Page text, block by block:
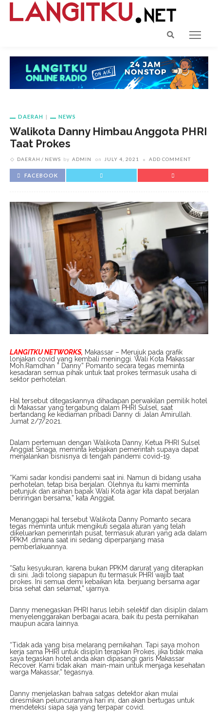
DAERAH NEWS
Walikota Danny Himbau Anggota PHRI
Taat Prokes
DAERAH NEWS by ADMIN on JULY 4, 2021 ADD COMMENT
FACEBOOK
LANGITKU NETWORKS, Makassar – Merujuk pada grafik
lonjakan covid yang kembali meninggi. Wali Kota Makassar
Moh.Ramdhan ” Danny” Pomanto secara tegas meminta
kesadaran semua pihak untuk taat prokes termasuk usaha di
sektor perhotelan.
Hal tersebut ditegaskannya dihadapan perwakilan pemilik hotel
di Makassar yang tergabung dalam PHRI Sulsel, saat
bertandang ke kediaman pribadi Danny di Jalan Amirullah.
Jumat 2/7/2021.
Dalam pertemuan dengan Walikota Danny, Ketua PHRI Sulsel
Anggiat Sinaga, meminta kebijakan pemerintah supaya dapat
menjalankan bisnisnya di tengah pandemi covid-19.
“Kami sadar kondisi pandemi saat ini. Namun di bidang usaha
perhotelan, tetap bisa berjalan. Olehnya itu kami meminta
petunjuk dan arahan bapak Wali Kota agar kita dapat berjalan
beriringan bersama,” kata Anggiat.
Menanggapi hal tersebut Walikota Danny Pomanto secara
tegas meminta untuk mengikuti segala aturan yang telah
dikeluarkan pemerintah pusat, termasuk aturan yang ada dalam
PPKM ,dimana saat ini sedang diperpanjang masa
pemberlakuannya.
“Satu kesyukuran, karena bukan PPKM darurat yang diterapkan
di sini. Jadi tolong siapapun itu termasuk PHRI wajib taat
prokes. Ini semua demi kebaikan kita. berjuang bersama agar
bisa sehat dan selamat,” ujarnya.
Danny menegaskan PHRI harus lebih selektif dan disiplin dalam
menyelenggarakan berbagai acara, baik itu pesta pernikahan
maupun acara lainnya.
“Tidak ada yang bisa melarang pernikahan. Tapi saya mohon
kerja sama PHRI untuk disiplin terapkan Prokes, jika tidak maka
saya tegaskan hotel anda akan dipasangi garis Makassar
Recover. Kami tidak akan main-main untuk menjaga kesehatan
warga Makassar,” tegasnya.
Danny menjelaskan bahwa satgas detektor akan mulai
diresmikan peluncurannya hari ini, dan akan bertugas untuk
mendeteksi siapa saja yang terpapar covid.